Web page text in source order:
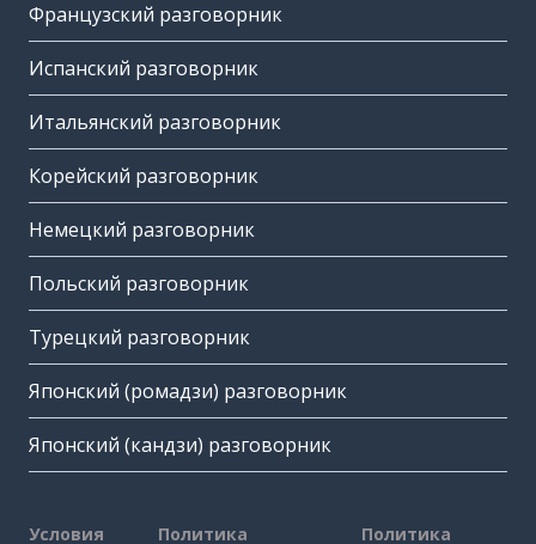
Французский разговорник
Испанский разговорник
Итальянский разговорник
Корейский разговорник
Немецкий разговорник
Польский разговорник
Турецкий разговорник
Японский (ромадзи) разговорник
Японский (кандзи) разговорник
Условия Политика Политика